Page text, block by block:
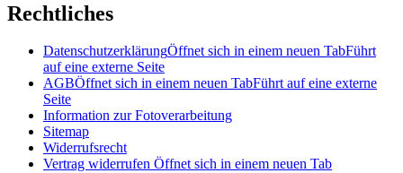
Rechtliches
DatenschutzerklärungÖffnet sich in einem neuen TabFührt
auf eine externe Seite
AGBÖffnet sich in einem neuen TabFührt auf eine externe
Seite
Information zur Fotoverarbeitung
Sitemap
Widerrufsrecht
Vertrag widerrufen Öffnet sich in einem neuen Tab